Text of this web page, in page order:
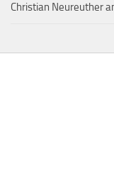
Christian Neureuther